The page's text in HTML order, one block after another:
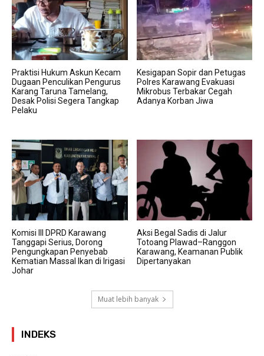
Praktisi Hukum Askun Kecam
Dugaan Penculikan Pengurus
Karang Taruna Tamelang,
Desak Polisi Segera Tangkap
Pelaku
Kesigapan Sopir dan Petugas
Polres Karawang Evakuasi
Mikrobus Terbakar Cegah
Adanya Korban Jiwa
Komisi III DPRD Karawang
Tanggapi Serius, Dorong
Pengungkapan Penyebab
Kematian Massal Ikan di Irigasi
Johar
Aksi Begal Sadis di Jalur
Totoang Plawad–Ranggon
Karawang, Keamanan Publik
Dipertanyakan
Muat lebih banyak
INDEKS